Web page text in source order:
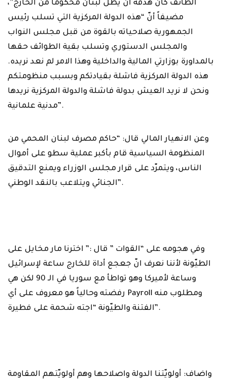
الطائف كان هدفه أن يظل لبنان ‏محكوما من الخارج”،
مضيفاً أنّ “هذه الدولة المركزية التي تسلب رئيس
الجمهورية ‏صلاحياته بالقوة من قبل مجلس النواب
والمجلس الدستوري وتسلب بقية الطوائف حقها
‏بالمداورة بوزارتي المالية والداخلية وهذا الامر لم نعد نريده.
هذه الدولة المركزية فاشلة ‏بقيادتكم وبسبب منظومتكم
ونحن لا نريد العيش بدولة فاشلة والدولة المركزية نريدها
‏مدنية علمانية‎”.‎
وعن الانهيار المالي قال: “حاكم مصرف لبنان المحمي من
المنظومة السياسية قام بأكبر ‏عملية سطو على أموال
الناس، ويتمرّد على قرار مجلس الوزراء ويمنع التدقيق
الجنائي ‏ويتلاعب بالنقد الوطني‎”.‎
وفي هجومه على “القوات ” قال :” اخترنا مار مخايل على
الطيّونة لأننا نعرف انّ جعجع أداة ‏للخارج ساعة لإسرائيل
وساعة لأميركا وهو تواطأ مع سوريا في الـ 90 لكن هي
رفضته ‏وحالياً هو معروف على أي‎ Payroll ‎ومطلوب منه
الفتنة والطيّونة “اجته شحمة على ‏فطيرة‎”.‎
واضاف: أولويّتنا الدولة واصلاحها وهم أولويّتهم المقاومة